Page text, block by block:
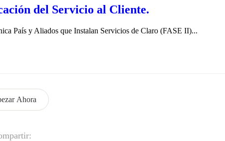
del Servicio al Cliente.
País y Aliados que Instalan Servicios de Claro (FASE II)...
Ahora